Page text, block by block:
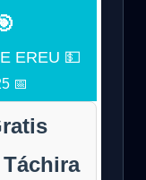
EREU 💵
📅